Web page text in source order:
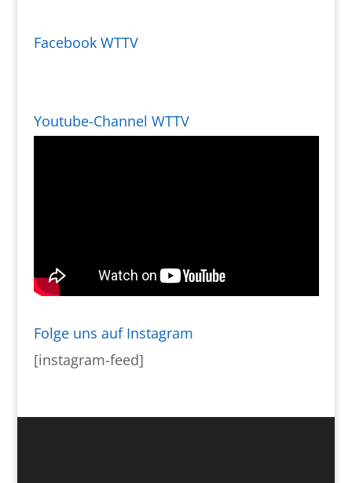
Facebook WTTV
Youtube-Channel WTTV
Folge uns auf Instagram
[instagram-feed]